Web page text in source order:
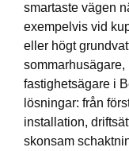
smartaste vägen
exempelvis vid
eller högt
fastighetsägare i
lösningar: från
installation,
skonsam